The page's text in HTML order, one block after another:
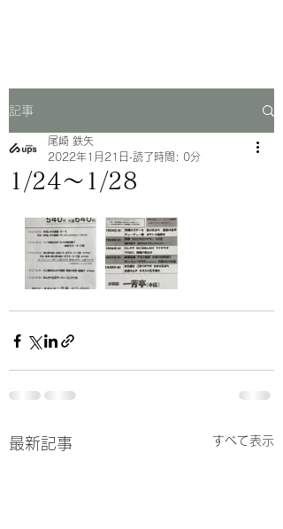
記事
1/24〜1/28
尾崎 鉄矢
2022年1月21日 読了時間: 0分
最新記事 すべて表示